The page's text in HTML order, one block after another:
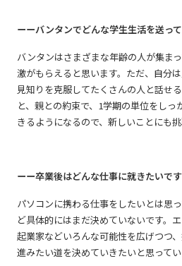
ーーバンタンでどんな学生生活を送っ
バンタンはさまざまな年齢の人が集ま
激がもらえると思います。ただ、自分
見知りを克服してたくさんの人と話せ
と、親との約束で、1学期の単位をし
きるようになるので、新しいことにも挑
ーー卒業後はどんな仕事に就きたいで
パソコンに携わる仕事をしたいとは思
ど具体的にはまだ決めていないです。
起業家などいろんな可能性を広げつつ
進みたい道を決めていきたいと思ってい